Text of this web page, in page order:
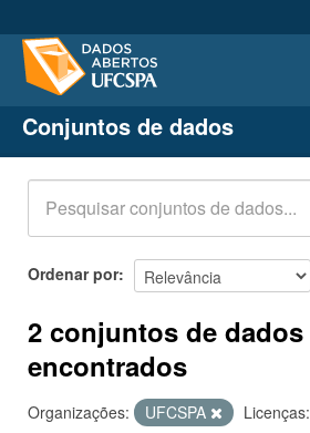
Conjuntos de dados
Organizações
Grupos
Sobre
Conjuntos de dados
Ordenar por
2 conjuntos de dados
encontrados
Organizações: UFCSPA Licenças: